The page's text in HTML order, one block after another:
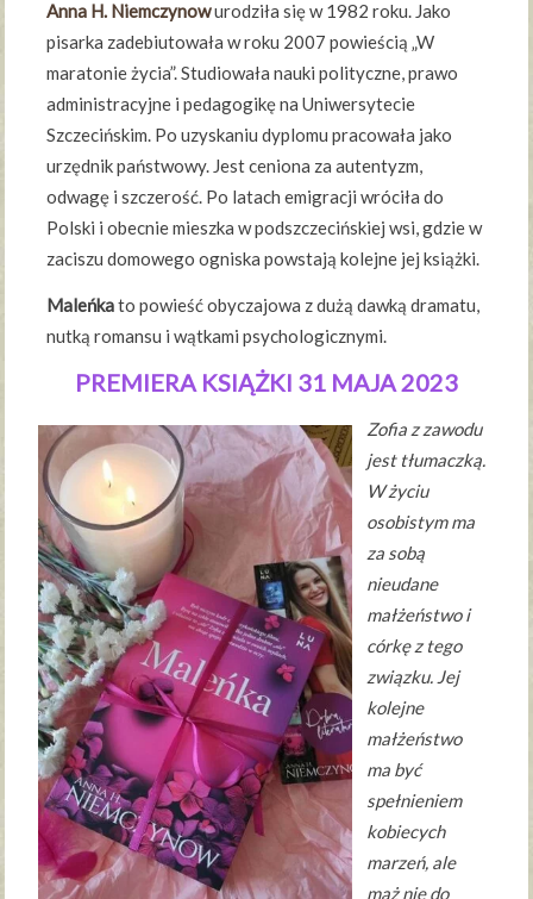
Anna H. Niemczynowurodziła się w 1982 roku. Jako
pisarka zadebiutowała w roku 2007 powieścią „W
maratonie życia”. Studiowała nauki polityczne, prawo
administracyjne i pedagogikę na Uniwersytecie
Szczecińskim. Po uzyskaniu dyplomu pracowała jako
urzędnik państwowy. Jest ceniona za autentyzm,
odwagę i szczerość. Po latach emigracji wróciła do
Polski i obecnie mieszka w podszczecińskiej wsi, gdzie w
zaciszu domowego ogniska powstają kolejne jej książki.
Maleńkato powieść obyczajowa z dużą dawką dramatu,
nutką romansu i wątkami psychologicznymi.
PREMIERA KSIĄŻKI 31 MAJA 2023
Zofia z zawodu
jest tłumaczką.
W życiu
osobistym ma
za sobą
nieudane
małżeństwo i
córkę z tego
związku. Jej
kolejne
małżeństwo
ma być
spełnieniem
kobiecych
marzeń, ale
mąż nie do